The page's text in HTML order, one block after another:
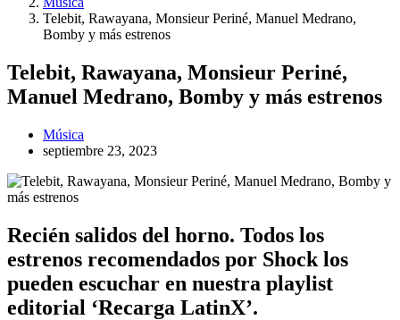
Telebit, Rawayana, Monsieur Periné, Manuel Medrano,
Bomby y más estrenos
Telebit, Rawayana, Monsieur Periné,
Manuel Medrano, Bomby y más estrenos
Música
septiembre 23, 2023
Recién salidos del horno. Todos los
estrenos recomendados por Shock los
pueden escuchar en nuestra playlist
editorial ‘Recarga LatinX’.